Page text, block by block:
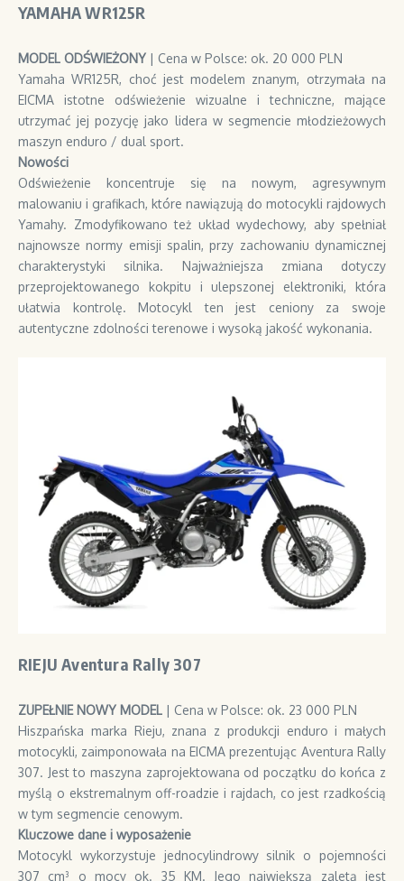
YAMAHA WR125R
MODEL ODŚWIEŻONY | Cena w Polsce: ok. 20 000 PLN
Yamaha WR125R, choć jest modelem znanym, otrzymała na
EICMA istotne odświeżenie wizualne i techniczne, mające
utrzymać jej pozycję jako lidera w segmencie młodzieżowych
maszyn enduro / dual sport.
Nowości
Odświeżenie koncentruje się na nowym, agresywnym
malowaniu i grafikach, które nawiązują do motocykli rajdowych
Yamahy. Zmodyfikowano też układ wydechowy, aby spełniał
najnowsze normy emisji spalin, przy zachowaniu dynamicznej
charakterystyki silnika. Najważniejsza zmiana dotyczy
przeprojektowanego kokpitu i ulepszonej elektroniki, która
ułatwia kontrolę. Motocykl ten jest ceniony za swoje
autentyczne zdolności terenowe i wysoką jakość wykonania.
RIEJU Aventura Rally 307
ZUPEŁNIE NOWY MODEL | Cena w Polsce: ok. 23 000 PLN
Hiszpańska marka Rieju, znana z produkcji enduro i małych
motocykli, zaimponowała na EICMA prezentując Aventura Rally
307. Jest to maszyna zaprojektowana od początku do końca z
myślą o ekstremalnym off-roadzie i rajdach, co jest rzadkością
w tym segmencie cenowym.
Kluczowe dane i wyposażenie
Motocykl wykorzystuje jednocylindrowy silnik o pojemności
307 cm³ o mocy ok. 35 KM. Jego największą zaletą jest